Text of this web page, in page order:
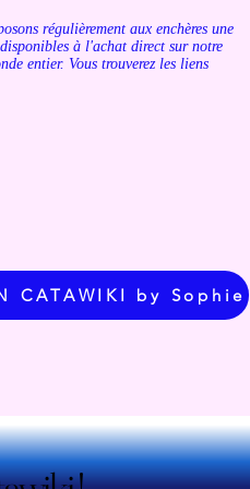
régulièrement aux enchères une
à l'achat direct sur notre
entier. Vous trouverez les liens
CATAWIKI by Sophie